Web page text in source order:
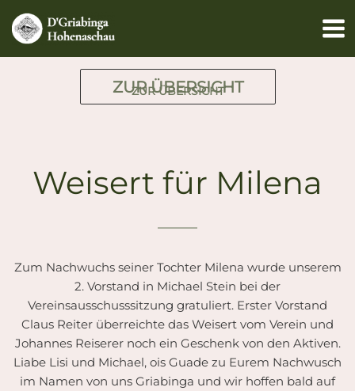
Inhalt
springen
ZUR ÜBERSICHT
ZUR ÜBERSICHT
Weisert für Milena
Zum Nachwuchs seiner Tochter Milena wurde unserem
2. Vorstand in Michael Stein bei der
Vereinsausschusssitzung gratuliert. Erster Vorstand
Claus Reiter überreichte das Weisert vom Verein und
Johannes Reiserer noch ein Geschenk von den Aktiven.
Liabe Lisi und Michael, ois Guade zu Eurem Nachwusch
im Namen von uns Griabinga und wir hoffen bald auf